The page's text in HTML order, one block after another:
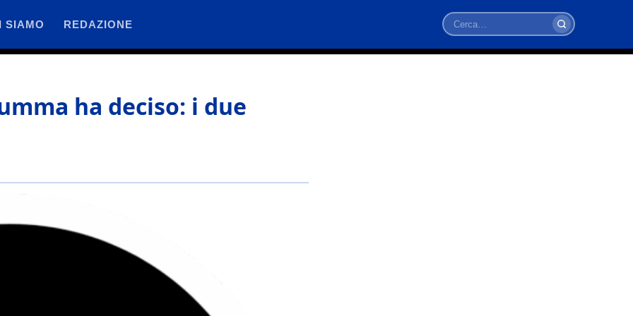
SIAMO REDAZIONE
Cerca
ha deciso: i due